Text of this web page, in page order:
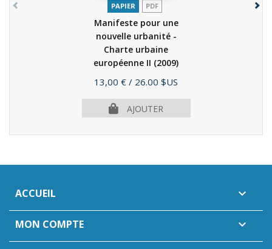
PAPIER PDF
Manifeste pour une
nouvelle urbanité -
Charte urbaine
européenne II (2009)
Prix
13,00 € / 26.00 $US
AJOUTER
ACCUEIL 
MON COMPTE 